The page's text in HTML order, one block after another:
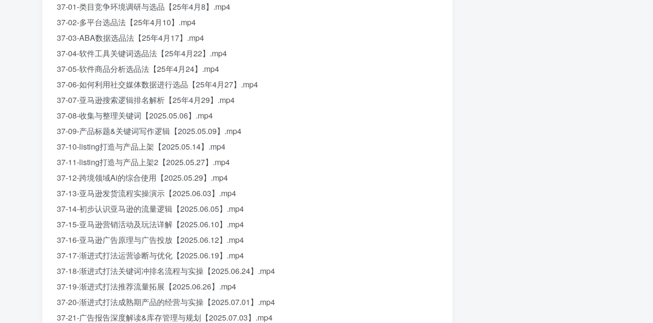
37-01-类目竞争环境调研与选品【25年4月8】.mp4
37-02-多平台选品法【25年4月10】.mp4
37-03-ABA数据选品法【25年4月17】.mp4
37-04-软件工具关键词选品法【25年4月22】.mp4
37-05-软件商品分析选品法【25年4月24】.mp4
37-06-如何利用社交媒体数据进行选品【25年4月27】.mp4
37-07-亚马逊搜索逻辑排名解析【25年4月29】.mp4
37-08-收集与整理关键词【2025.05.06】.mp4
37-09-产品标题&关键词写作逻辑【2025.05.09】.mp4
37-10-listing打造与产品上架【2025.05.14】.mp4
37-11-listing打造与产品上架2【2025.05.27】.mp4
37-12-跨境领域Ai的综合使用【2025.05.29】.mp4
37-13-亚马逊发货流程实操演示【2025.06.03】.mp4
37-14-初步认识亚马逊的流量逻辑【2025.06.05】.mp4
37-15-亚马逊营销活动及玩法详解【2025.06.10】.mp4
37-16-亚马逊广告原理与广告投放【2025.06.12】.mp4
37-17-渐进式打法运营诊断与优化【2025.06.19】.mp4
37-18-渐进式打法关键词冲排名流程与实操【2025.06.24】.mp4
37-19-渐进式打法推荐流量拓展【2025.06.26】.mp4
37-20-渐进式打法成熟期产品的经营与实操【2025.07.01】.mp4
37-21-广告报告深度解读&库存管理与规划【2025.07.03】.mp4